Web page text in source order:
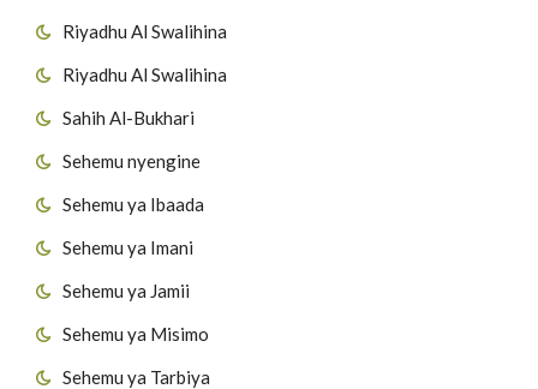
Riyadhu Al Swalihina
Riyadhu Al Swalihina
Sahih Al-Bukhari
Sehemu nyengine
Sehemu ya Ibaada
Sehemu ya Imani
Sehemu ya Jamii
Sehemu ya Misimo
Sehemu ya Tarbiya